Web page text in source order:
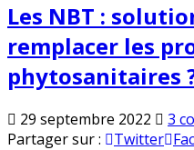
Les NBT :
remplacer les
phytosanitaires
29 septembre 2022 3
Partager sur :
Twitter